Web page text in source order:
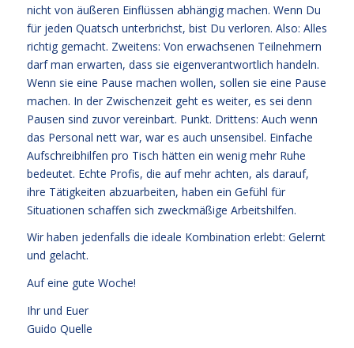
nicht von äußeren Einflüssen abhängig machen. Wenn Du
für jeden Quatsch unterbrichst, bist Du verloren. Also: Alles
richtig gemacht. Zweitens: Von erwachsenen Teilnehmern
darf man erwarten, dass sie eigenverantwortlich handeln.
Wenn sie eine Pause machen wollen, sollen sie eine Pause
machen. In der Zwischenzeit geht es weiter, es sei denn
Pausen sind zuvor vereinbart. Punkt. Drittens: Auch wenn
das Personal nett war, war es auch unsensibel. Einfache
Aufschreibhilfen pro Tisch hätten ein wenig mehr Ruhe
bedeutet. Echte Profis, die auf mehr achten, als darauf,
ihre Tätigkeiten abzuarbeiten, haben ein Gefühl für
Situationen schaffen sich zweckmäßige Arbeitshilfen.
Wir haben jedenfalls die ideale Kombination erlebt: Gelernt
und gelacht.
Auf eine gute Woche!
Ihr und Euer
Guido Quelle